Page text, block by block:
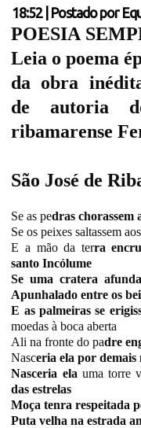
18:52| Postado por
POESIA
Leia o poema
da obra
de autoria
ribamarense
São José de
Se as pedras chorassem
Se os peixes saltassem
E a mão da terra
santo Incólume
Se uma cratera
Apunhalado entre os
E as palmeiras se
moedas à boca aberta
Ali na fronte do padre
Nasceria ela por demais
Nasceria ela uma torre
das estrelas
Moça tenra respeitada
Puta velha na estrada